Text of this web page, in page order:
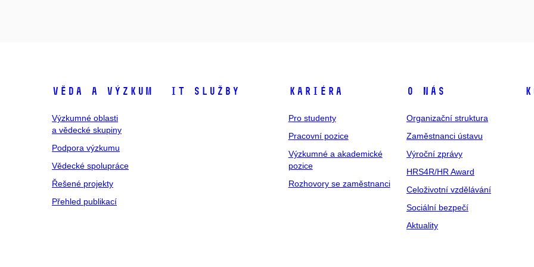
Věda a výzkum
Výzkumné oblasti
a vědecké skupiny
Podpora výzkumu
Vědecké spolupráce
Řešené projekty
Přehled publikací
IT služby Kariéra
Pro studenty
Pracovní pozice
Výzkumné a akademické
pozice
Rozhovory se zaměstnanci
O nás
Organizační struktura
Zaměstnanci ústavu
Výroční zprávy
HRS4R/HR Award
Celoživotní vzdělávání
Sociální bezpečí
Aktuality